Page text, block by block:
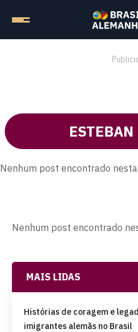
Nenhum post encontrado
Nenhum post encontrado
MAIS LIDAS
Histórias de coragem e
imigrantes alemãs no Brasil